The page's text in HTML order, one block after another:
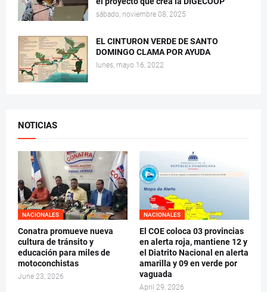
sábado, noviembre 08, 2025
EL CINTURON VERDE DE SANTO
DOMINGO CLAMA POR AYUDA
lunes, mayo 16, 2022
NOTICIAS
NACIONALES
Conatra promueve nueva
cultura de tránsito y
educación para miles de
motoconchistas
June 23, 2026
NACIONALES
El COE coloca 03 provincias
en alerta roja, mantiene 12 y
el Diatrito Nacional en alerta
amarilla y 09 en verde por
vaguada
April 29, 2026